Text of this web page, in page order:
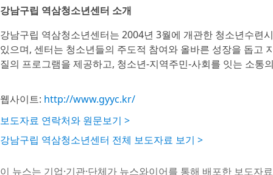
강남구립 역삼청소년센터 소개
강남구립 역삼청소년센터는 2004년 3월에 개관한 청소년수련
있으며, 센터는 청소년들의 주도적 참여와 올바른 성장을 돕고
질의 프로그램을 제공하고, 청소년-지역주민-사회를 잇는 소통
웹사이트: http://www.gyyc.kr/
보도자료 연락처와 원문보기 >
강남구립 역삼청소년센터 전체 보도자료 보기 >
이 뉴스는 기업·기관·단체가 뉴스와이어를 통해 배포한 보도자